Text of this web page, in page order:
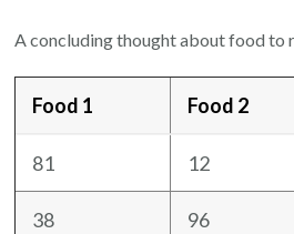
A concluding thought about food to
Food 1 Food 2
81 12
38 96